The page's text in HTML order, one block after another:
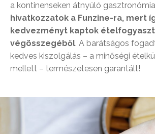
a kontinenseken átnyúló
hivatkozzatok a Funzine-ra, mert
kedvezményt kaptok
végösszegéből. A barátságos
kedves kiszolgálás – a minőségi
mellett – természetesen garantált!